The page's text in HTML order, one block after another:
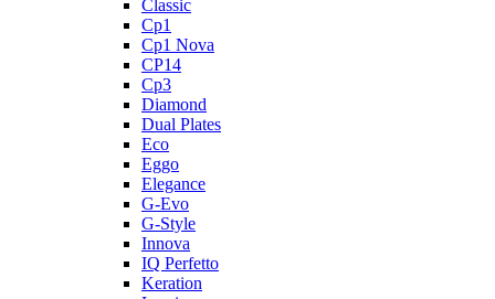
Classic
Cp1
Cp1 Nova
CP14
Cp3
Diamond
Dual Plates
Eco
Eggo
Elegance
G-Evo
G-Style
Innova
IQ Perfetto
Keration